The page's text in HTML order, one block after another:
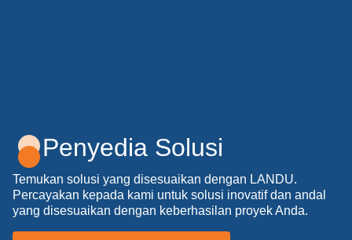
Penyedia Solusi
Temukan solusi yang disesuaikan dengan LANDU.
Percayakan kepada kami untuk solusi inovatif dan andal
yang disesuaikan dengan keberhasilan proyek Anda.